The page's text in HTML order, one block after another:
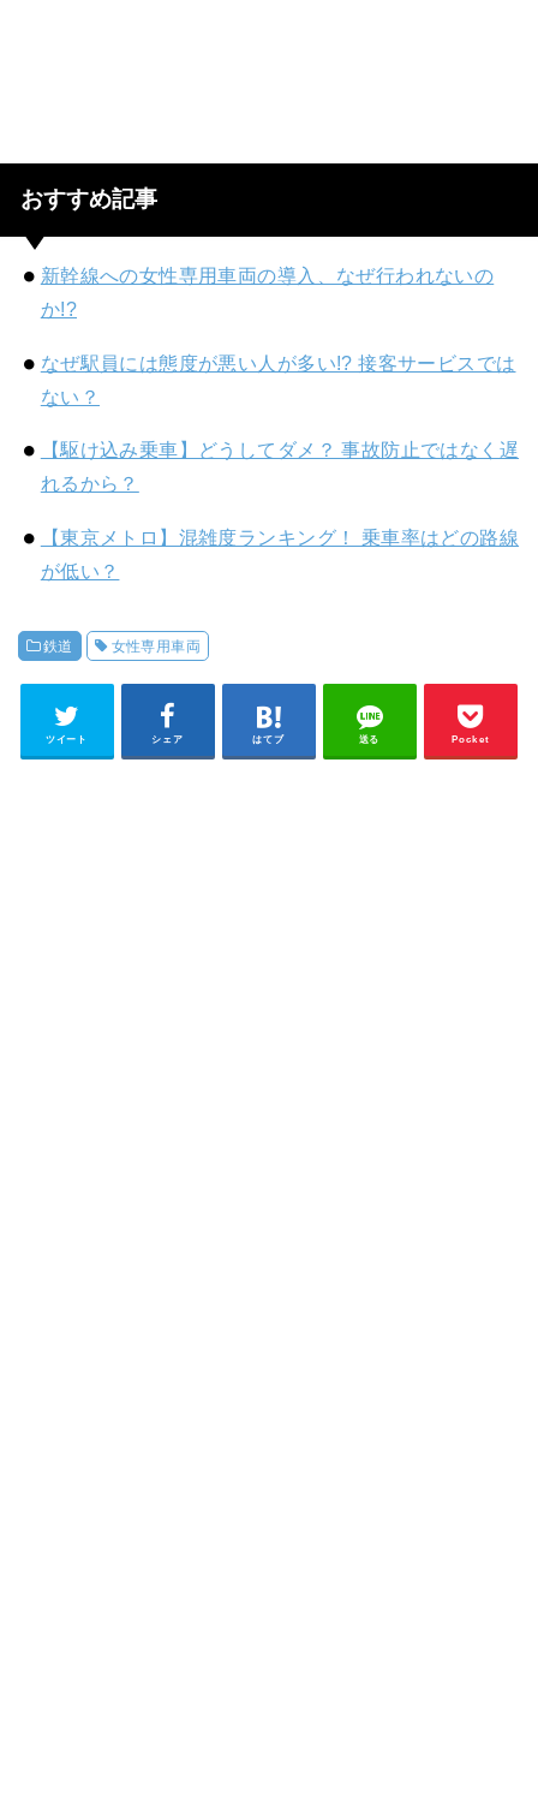
おすすめ記事
新幹線への女性専用車両の導入、なぜ行われないの
か!?
なぜ駅員には態度が悪い人が多い!? 接客サービスでは
ない？
【駆け込み乗車】どうしてダメ？ 事故防止ではなく遅
れるから？
【東京メトロ】混雑度ランキング！ 乗車率はどの路線
が低い？
鉄道 女性専用車両
ツイート シェア はてブ 送る Pocket